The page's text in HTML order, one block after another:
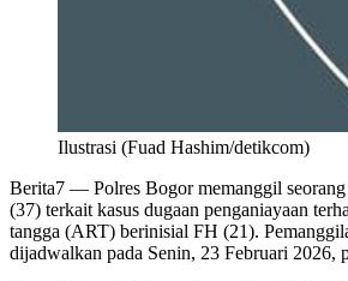
Ilustrasi (Fuad Hashim/detikcom)
Berita7 — Polres Bogor memanggil
(37) terkait kasus dugaan penganiayaan
tangga (ART) berinisial FH (21).
dijadwalkan pada Senin, 23 Februari 2026,